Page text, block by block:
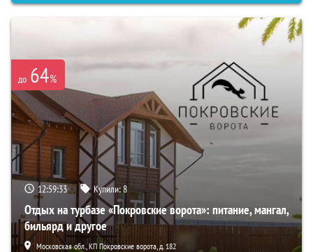
до 64%
12:59:32 Купили:8
Отдых на турбазе «Покровские ворота»: питание, мангал,
бильярд и другое
Московская обл., КП Покровские ворота, д. 182